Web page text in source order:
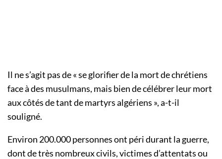
Il ne s’agit pas de « se glorifier de la mort de chrétiens
face à des musulmans, mais bien de célébrer leur mort
aux côtés de tant de martyrs algériens », a-t-il
souligné.
Environ 200.000 personnes ont péri durant la guerre,
dont de très nombreux civils, victimes d’attentats ou